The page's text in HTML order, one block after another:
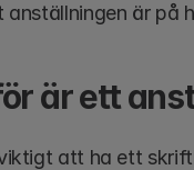
är på
är ett
att ha ett